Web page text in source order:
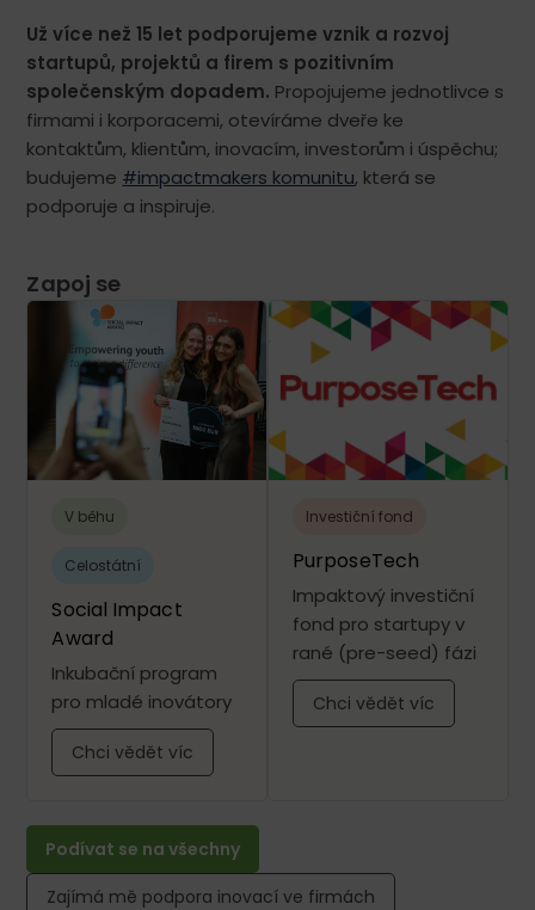
Už více než 15 let podporujeme vznik a rozvoj
startupů, projektů a firem s pozitivním
společenským dopadem. Propojujeme jednotlivce s
firmami i korporacemi, otevíráme dveře ke
kontaktům, klientům, inovacím, investorům i úspěchu;
budujeme #impactmakers komunitu, která se
podporuje a inspiruje.
Zapoj se
V běhu
Celostátní
Social Impact
Award
Inkubační program
pro mladé inovátory
Chci vědět víc
Investiční fond
PurposeTech
Impaktový investiční
fond pro startupy v
rané (pre-seed) fázi
Chci vědět víc
Podívat se na všechny
Zajímá mě podpora inovací ve firmách